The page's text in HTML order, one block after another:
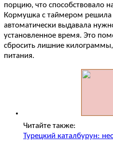
порцию, что способствовало
Кормушка с таймером решила
автоматически выдавала
установленное время. Это
сбросить лишние
питания.
Читайте также:
Турецкий каталбурун: